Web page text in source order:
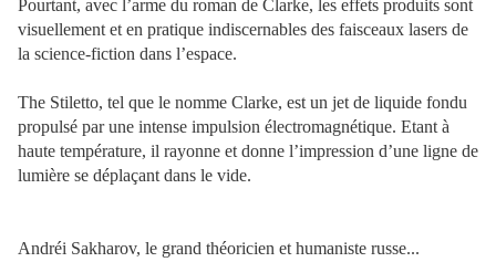
Pourtant, avec l’arme du roman de Clarke, les effets produits sont
visuellement et en pratique indiscernables des faisceaux lasers de
la science-fiction dans l’espace.
The Stiletto, tel que le nomme Clarke, est un jet de liquide fondu
propulsé par une intense impulsion électromagnétique. Etant à
haute température, il rayonne et donne l’impression d’une ligne de
lumière se déplaçant dans le vide.
Andréi Sakharov, le grand théoricien et humaniste russe...